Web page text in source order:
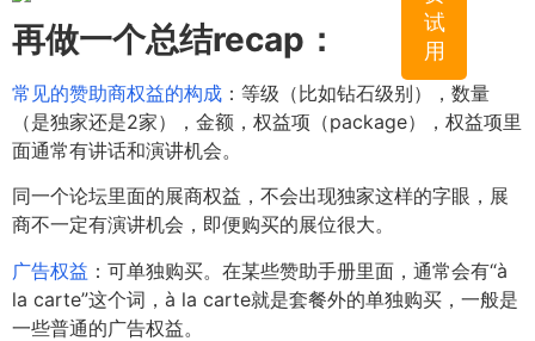
试
用
再做一个总结recap：
常见的赞助商权益的构成 ：等级（比如钻石级别），数量
（是独家还是2家），金额，权益项（package），权益项里
面通常有讲话和演讲机会。
同一个论坛里面的展商权益，不会出现独家这样的字眼，展
商不一定有演讲机会，即便购买的展位很大。
广告权益 ：可单独购买。在某些赞助手册里面，通常会有“à
la carte”这个词，à la carte就是套餐外的单独购买，一般是
一些普通的广告权益。